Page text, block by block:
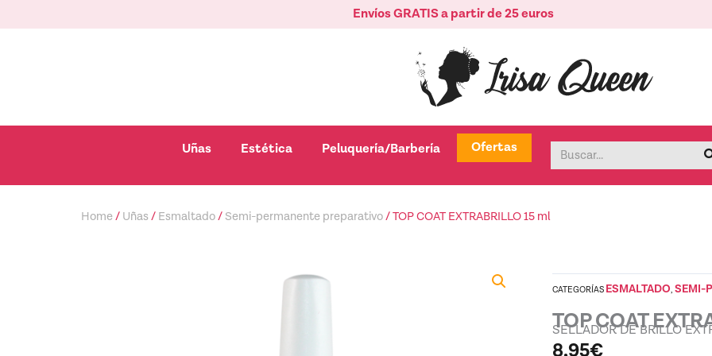
al
Envíos GRATIS a partir de 25 euros
Uñas Abrir Uñas
Estética Abrir Estética
Peluquería/Barbería Abrir Peluquería/Barbería
Ofertas Buscar
Home/ Uñas / Esmaltado/ Semi-permanente preparativo/ TOP COAT EXTRABRILLO 15 ml
CATEGORÍAS ESMALTADO, SEMI-
TOP COAT
SELLADOR DE BRILLO
8,95€